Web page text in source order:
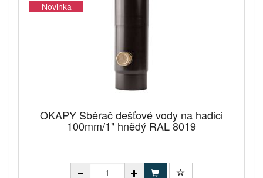
Novinka
OKAPY Sběrač dešťové vody na hadici
100mm/1" hnědý RAL 8019